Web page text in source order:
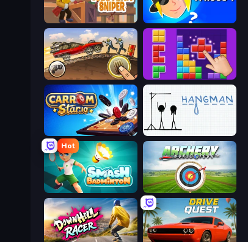
Western Sniper Whooo?
Earn to Die: Zombie Ride BlockBuster Puzzle
Carrom Stars.io Hangman
Hot
Smash Badminton Archery World Tour